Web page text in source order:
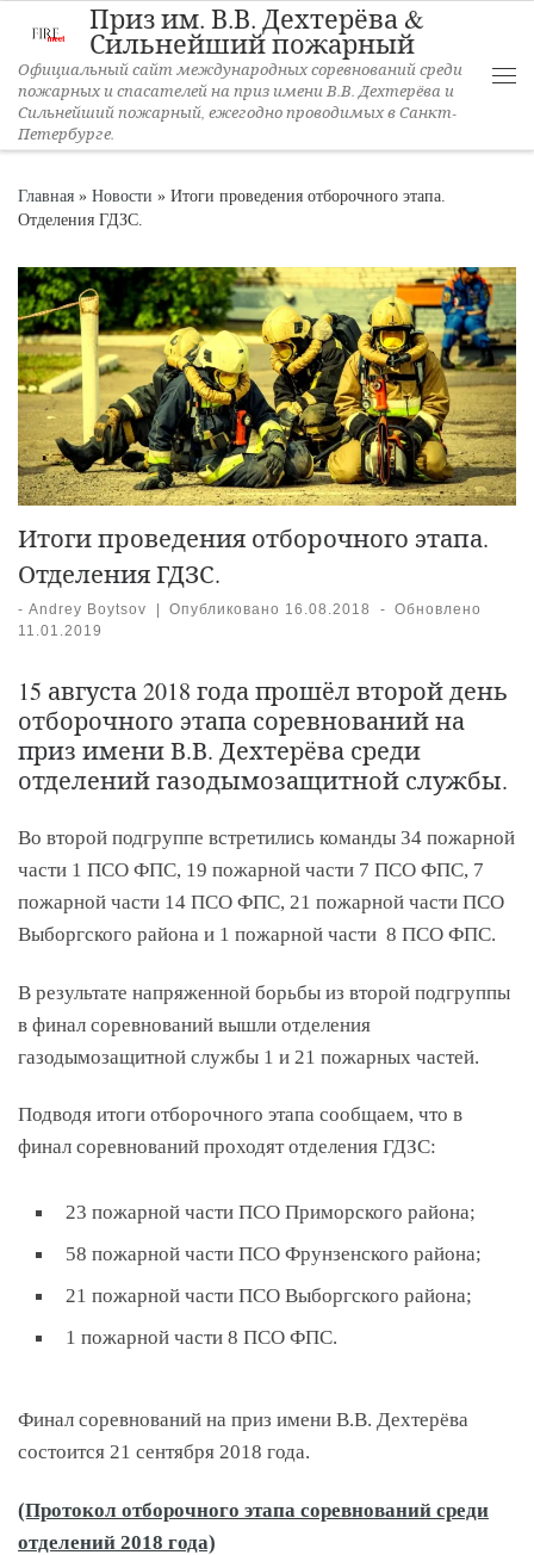
Перейти к содержимому
Приз им. В.В. Дехтерёва &
Сильнейший пожарный
Официальный сайт международных соревнований среди
пожарных и спасателей на приз имени В.В. Дехтерёва и
Сильнейший пожарный, ежегодно проводимых в Санкт-
Петербурге.
Главная » Новости » Итоги проведения отборочного этапа.
Отделения ГДЗС.
Итоги проведения отборочного этапа.
Отделения ГДЗС.
- Andrey Boytsov Опубликовано 16.08.2018 - Обновлено
11.01.2019
15 августа 2018 года прошёл второй день
отборочного этапа соревнований на
приз имени В.В. Дехтерёва среди
отделений газодымозащитной службы.
Во второй подгруппе встретились команды 34 пожарной
части 1 ПСО ФПС, 19 пожарной части 7 ПСО ФПС, 7
пожарной части 14 ПСО ФПС, 21 пожарной части ПСО
Выборгского района и 1 пожарной части 8 ПСО ФПС.
В результате напряженной борьбы из второй подгруппы
в финал соревнований вышли отделения
газодымозащитной службы 1 и 21 пожарных частей.
Подводя итоги отборочного этапа сообщаем, что в
финал соревнований проходят отделения ГДЗС:
23 пожарной части ПСО Приморского района;
58 пожарной части ПСО Фрунзенского района;
21 пожарной части ПСО Выборгского района;
1 пожарной части 8 ПСО ФПС.
Финал соревнований на приз имени В.В. Дехтерёва
состоится 21 сентября 2018 года.
(Протокол отборочного этапа соревнований среди
отделений 2018 года)